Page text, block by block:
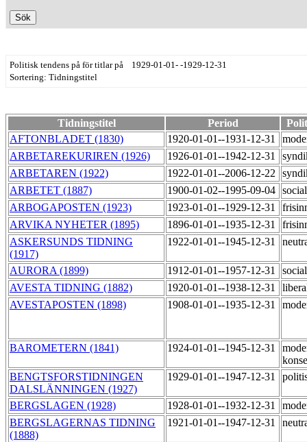
Politisk tendens på för titlar på 1929-01-01- -1929-12-31
Sortering: Tidningstitel
Tidningstitel Period
AFTONBLADET (1830)
1920-01-01--1931-12-31
ARBETAREKURIREN (1926)
1926-01-01--1942-12-31
ARBETAREN (1922)
1922-01-01--2006-12-22
ARBETET (1887)
1900-01-02--1995-09-04
ARBOGAPOSTEN (1923)
1923-01-01--1929-12-31
ARVIKA NYHETER (1895)
1896-01-01--1935-12-31
ASKERSUNDS TIDNING
(1917)
1922-01-01--1945-12-31
AURORA (1899) 1912-01-01--1957-12-31
AVESTA TIDNING (1882)
1920-01-01--1938-12-31
AVESTAPOSTEN (1898)
1908-01-01--1935-12-31
BAROMETERN (1841) 1924-01-01--1945-12-31
BENGTSFORSTIDNINGEN
DALSLÄNNINGEN (1927)
1929-01-01--1947-12-31
BERGSLAGEN (1928) 1928-01-01--1932-12-31
BERGSLAGERNAS TIDNING
(1888)
1921-01-01--1947-12-31